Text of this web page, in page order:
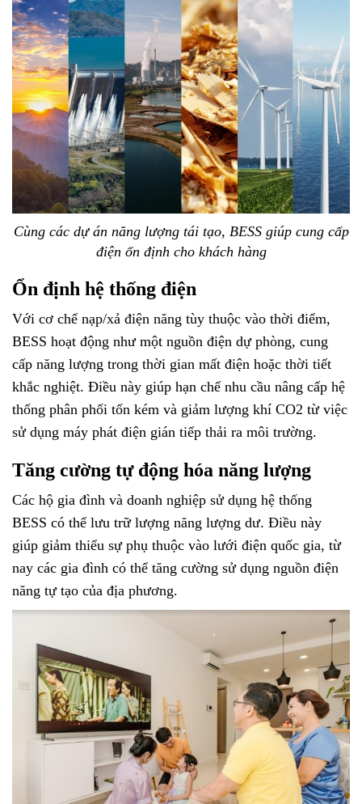
Cùng các dự án năng lượng tái tạo, BESS giúp cung cấp
điện ổn định cho khách hàng
Ổn định hệ thống điện
Với cơ chế nạp/xả điện năng tùy thuộc vào thời điểm,
BESS hoạt động như một nguồn điện dự phòng, cung
cấp năng lượng trong thời gian mất điện hoặc thời tiết
khắc nghiệt. Điều này giúp hạn chế nhu cầu nâng cấp hệ
thống phân phối tốn kém và giảm lượng khí CO2 từ việc
sử dụng máy phát điện gián tiếp thải ra môi trường.
Tăng cường tự động hóa năng lượng
Các hộ gia đình và doanh nghiệp sử dụng hệ thống
BESS có thể lưu trữ lượng năng lượng dư. Điều này
giúp giảm thiểu sự phụ thuộc vào lưới điện quốc gia, từ
nay các gia đình có thể tăng cường sử dụng nguồn điện
năng tự tạo của địa phương.